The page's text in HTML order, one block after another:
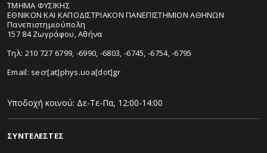
ΤΜΗΜΑ ΦΥΣΙΚΗΣ
ΕΘΝΙΚΟΝ ΚΑΙ ΚΑΠΟΔΙΣΤΡΙΑΚΟΝ ΠΑΝΕΠΙΣΤΗΜΙΟΝ ΑΘΗΝΩΝ
Πανεπιστημιούπολη
157 84 Ζωγράφου, Αθήνα
Τηλ: 210 727 6799, -6990, -6803, -6745, -6754, -6795
Email: secr[at]phys.uoa[dot]gr
Υποδοχή κοινού: Δε-Τε-Πα, 12:00-14:00
ΣΥΝΤΕΛΕΣΤΕΣ